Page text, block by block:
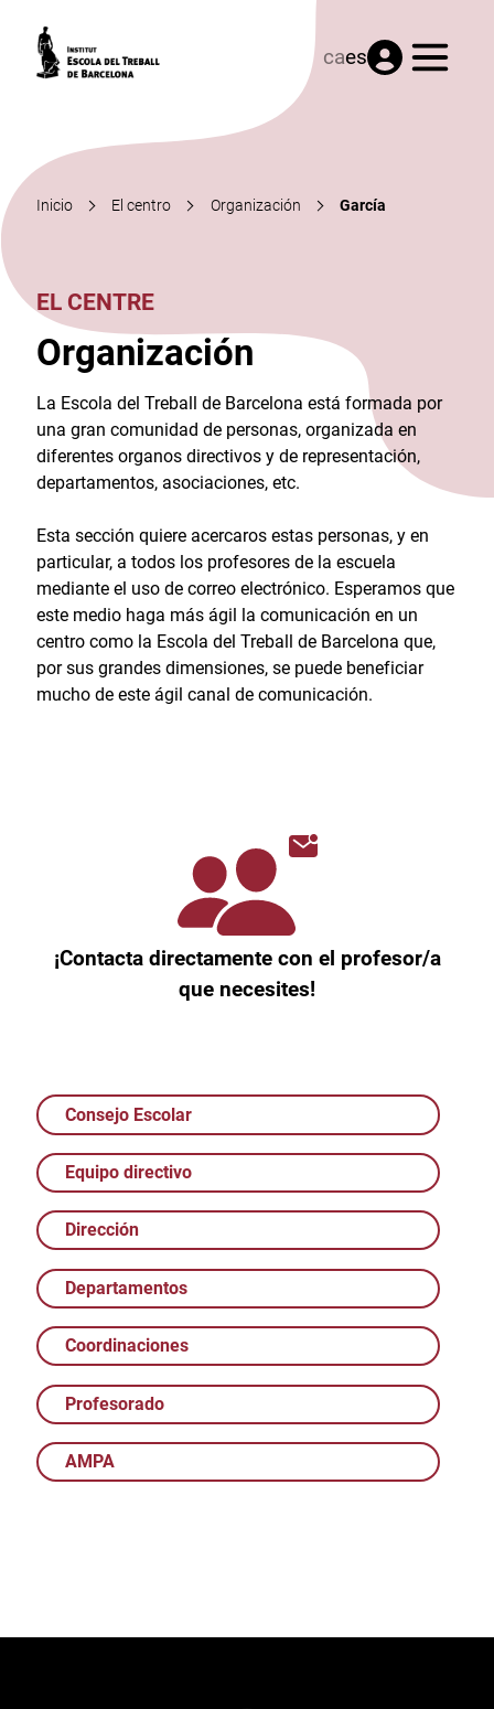
caes Menú
Inicio El centro Organización García
EL CENTRE
Organización
La Escola del Treball de Barcelona está formada por
una gran comunidad de personas, organizada en
diferentes organos directivos y de representación,
departamentos, asociaciones, etc.
Esta sección quiere acercaros estas personas, y en
particular, a todos los profesores de la escuela
mediante el uso de correo electrónico. Esperamos que
este medio haga más ágil la comunicación en un
centro como la Escola del Treball de Barcelona que,
por sus grandes dimensiones, se puede beneficiar
mucho de este ágil canal de comunicación.
¡Contacta directamente con el profesor/a
que necesites!
Consejo Escolar
Equipo directivo
Dirección
Departamentos
Coordinaciones
Profesorado
AMPA